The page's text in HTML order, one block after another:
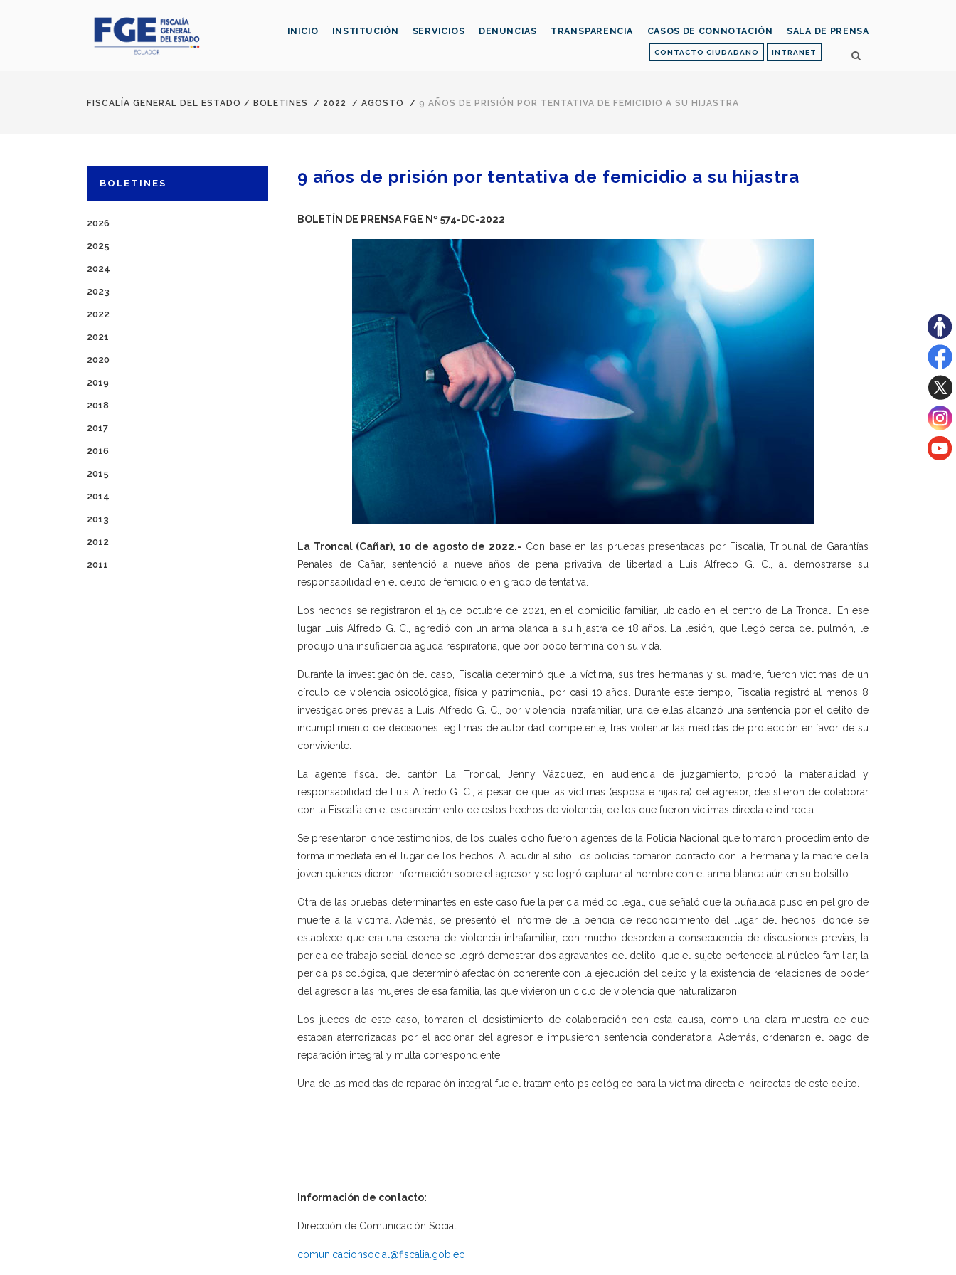
CONTACTO CIUDADANO INTRANET
INICIO INSTITUCIÓN SERVICIOS DENUNCIAS TRANSPARENCIA CASOS DE CONNOTACIÓN SALA DE PRENSA
FISCALÍA GENERAL DEL ESTADO / BOLETINES / 2022 / AGOSTO / 9 AÑOS DE PRISIÓN POR TENTATIVA DE FEMICIDIO A SU HIJASTRA
BOLETINES
2026
2025
2024
2023
2022
2021
2020
2019
2018
2017
2016
2015
2014
2013
2012
2011
9 años de prisión por tentativa de femicidio a su hijastra
BOLETÍN DE PRENSA FGE Nº 574-DC-2022
La Troncal (Cañar), 10 de agosto de 2022.- Con base en las pruebas presentadas por Fiscalía, Tribunal de Garantías
Penales de Cañar, sentenció a nueve años de pena privativa de libertad a Luis Alfredo G. C., al demostrarse su
responsabilidad en el delito de femicidio en grado de tentativa.
Los hechos se registraron el 15 de octubre de 2021, en el domicilio familiar, ubicado en el centro de La Troncal. En ese
lugar Luis Alfredo G. C., agredió con un arma blanca a su hijastra de 18 años. La lesión, que llegó cerca del pulmón, le
produjo una insuficiencia aguda respiratoria, que por poco termina con su vida.
Durante la investigación del caso, Fiscalía determinó que la víctima, sus tres hermanas y su madre, fueron víctimas de un
círculo de violencia psicológica, física y patrimonial, por casi 10 años. Durante este tiempo, Fiscalía registró al menos 8
investigaciones previas a Luis Alfredo G. C., por violencia intrafamiliar, una de ellas alcanzó una sentencia por el delito de
incumplimiento de decisiones legítimas de autoridad competente, tras violentar las medidas de protección en favor de su
conviviente.
La agente fiscal del cantón La Troncal, Jenny Vázquez, en audiencia de juzgamiento, probó la materialidad y
responsabilidad de Luis Alfredo G. C., a pesar de que las víctimas (esposa e hijastra) del agresor, desistieron de colaborar
con la Fiscalía en el esclarecimiento de estos hechos de violencia, de los que fueron víctimas directa e indirecta.
Se presentaron once testimonios, de los cuales ocho fueron agentes de la Policía Nacional que tomaron procedimiento de
forma inmediata en el lugar de los hechos. Al acudir al sitio, los policías tomaron contacto con la hermana y la madre de la
joven quienes dieron información sobre el agresor y se logró capturar al hombre con el arma blanca aún en su bolsillo.
Otra de las pruebas determinantes en este caso fue la pericia médico legal, que señaló que la puñalada puso en peligro de
muerte a la víctima. Además, se presentó el informe de la pericia de reconocimiento del lugar del hechos, donde se
establece que era una escena de violencia intrafamiliar, con mucho desorden a consecuencia de discusiones previas; la
pericia de trabajo social donde se logró demostrar dos agravantes del delito, que el sujeto pertenecía al núcleo familiar; la
pericia psicológica, que determinó afectación coherente con la ejecución del delito y la existencia de relaciones de poder
del agresor a las mujeres de esa familia, las que vivieron un ciclo de violencia que naturalizaron.
Los jueces de este caso, tomaron el desistimiento de colaboración con esta causa, como una clara muestra de que
estaban aterrorizadas por el accionar del agresor e impusieron sentencia condenatoria. Además, ordenaron el pago de
reparación integral y multa correspondiente.
Una de las medidas de reparación integral fue el tratamiento psicológico para la víctima directa e indirectas de este delito.
Información de contacto:
Dirección de Comunicación Social
comunicacionsocial@fiscalia.gob.ec